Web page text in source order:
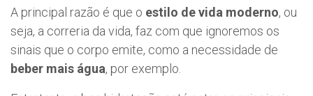
A principal razão é que o estilo de vida moderno, ou
seja, a correria da vida, faz com que ignoremos os
sinais que o corpo emite, como a necessidade de
beber mais água, por exemplo.